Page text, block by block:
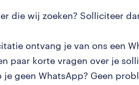
die wij zoeken? Solliciteer
ontvang je van ons een
paar korte vragen over je
geen WhatsApp? Geen